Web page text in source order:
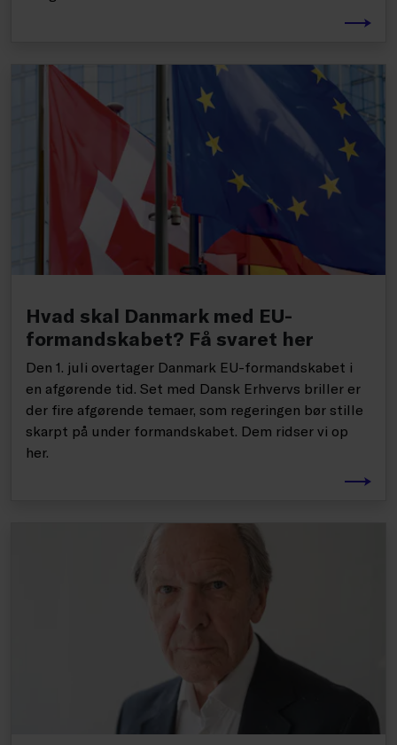
Hvad skal Danmark med EU-
formandskabet? Få svaret her
Den 1. juli overtager Danmark EU-formandskabet i
en afgørende tid. Set med Dansk Erhvervs briller er
der fire afgørende temaer, som regeringen bør stille
skarpt på under formandskabet. Dem ridser vi op
her.